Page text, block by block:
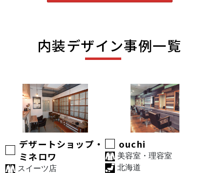
内装デザイン事例一覧
デザートショップ・
ミネロワ
スイーツ店
ouchi
美容室・理容室
北海道